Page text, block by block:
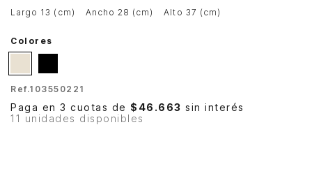
largo 13 (cm)
ancho 28 (cm) alto 37 (cm)
Colores
Ref.103550221
Paga en 3 cuotas de $46.663 sin interés
11 unidades disponibles